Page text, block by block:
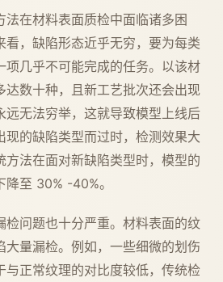
法在材料表面质检中面临诸多困
看，缺陷形态近乎无穷，要为每类
项几乎不可能完成的任务。以该材
达数十种，且新工艺批次还会出现
远无法穷举，这就导致模型上线后
现的缺陷类型而过时，检测效果大
方法在面对新缺陷类型时，模型的
至 30% -40%。
检问题也十分严重。材料表面的纹
大量漏检。例如，一些细微的划伤
与正常纹理的对比度较低，传统检